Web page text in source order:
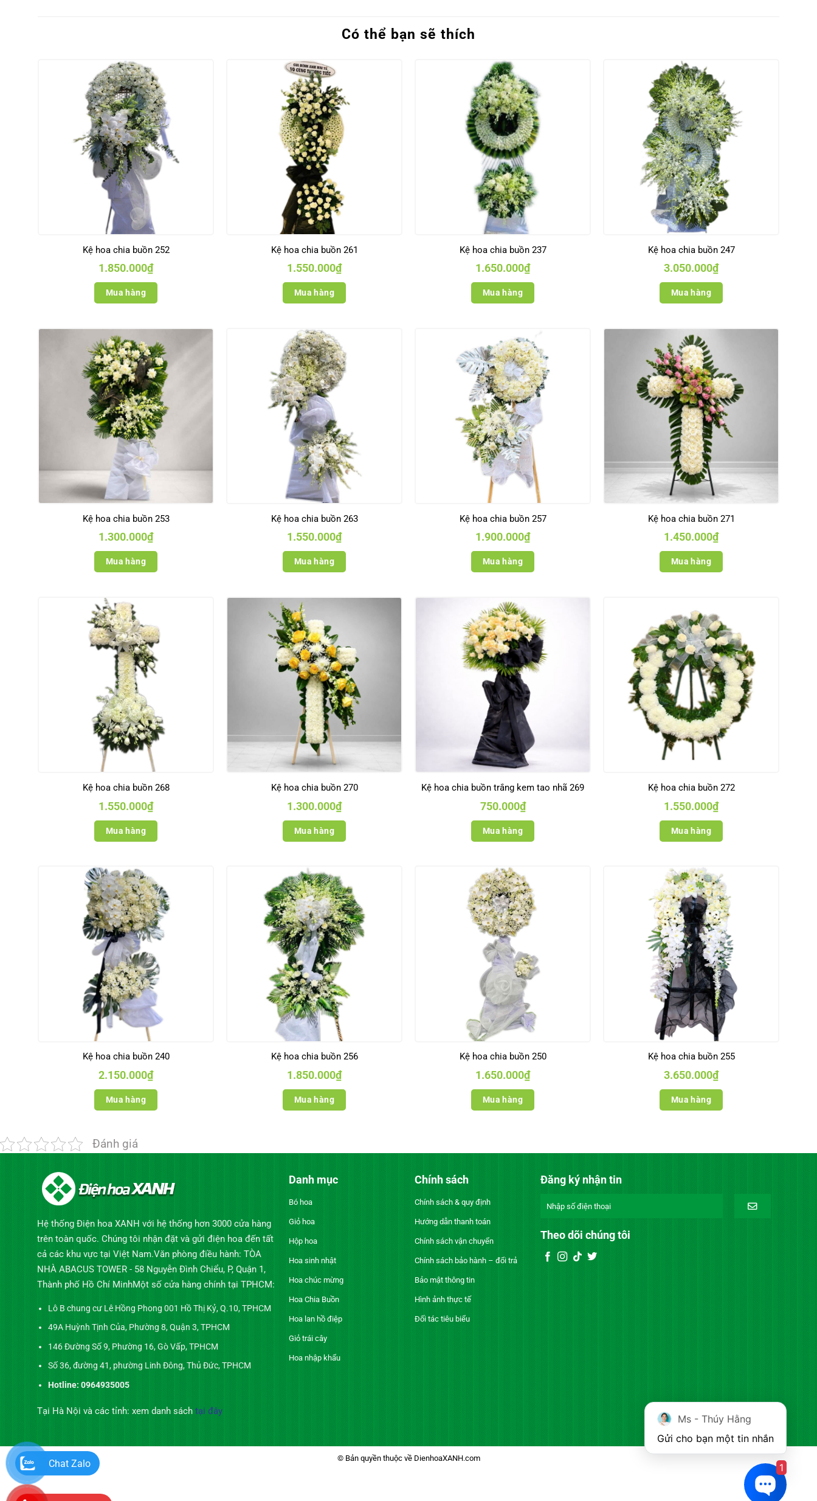
Có thể bạn sẽ thích
Kệ hoa chia buồn 252
1.850.000₫
Mua hàng
Kệ hoa chia buồn 261
1.550.000₫
Mua hàng
Kệ hoa chia buồn 237
1.650.000₫
Mua hàng
Kệ hoa chia buồn 247
3.050.000₫
Mua hàng
Kệ hoa chia buồn 253
1.300.000₫
Mua hàng
Kệ hoa chia buồn 263
1.550.000₫
Mua hàng
Kệ hoa chia buồn 257
1.900.000₫
Mua hàng
Kệ hoa chia buồn 271
1.450.000₫
Mua hàng
Kệ hoa chia buồn 268
1.550.000₫
Mua hàng
Kệ hoa chia buồn 270
1.300.000₫
Mua hàng
Kệ hoa chia buồn trắng kem tao nhã 269
750.000₫
Mua hàng
Kệ hoa chia buồn 272
1.550.000₫
Mua hàng
Kệ hoa chia buồn 240
2.150.000₫
Mua hàng
Kệ hoa chia buồn 256
1.850.000₫
Mua hàng
Kệ hoa chia buồn 250
1.650.000₫
Mua hàng
Kệ hoa chia buồn 255
3.650.000₫
Mua hàng
Đánh giá
Hệ thống Điện hoa XANH với hệ thống hơn 3000 cửa hàng
trên toàn quốc. Chúng tôi nhận đặt và gửi điện hoa đến tất
cả các khu vực tại Việt Nam.Văn phòng điều hành: TÒA
NHÀ ABACUS TOWER - 58 Nguyễn Đình Chiểu, P, Quận 1,
Thành phố Hồ Chí MinhMột số cửa hàng chính tại TPHCM:
Lô B chung cư Lê Hồng Phong 001 Hồ Thị Kỷ, Q.10, TPHCM
49A Huỳnh Tịnh Của, Phường 8, Quận 3, TPHCM
146 Đường Số 9, Phường 16, Gò Vấp, TPHCM
Số 36, đường 41, phường Linh Đông, Thủ Đức, TPHCM
Hotline: 0964935005
Tại Hà Nội và các tỉnh: xem danh sách tại đây
Danh mục
Bó hoa
Giỏ hoa
Hộp hoa
Hoa sinh nhật
Hoa chúc mừng
Hoa Chia Buồn
Hoa lan hồ điệp
Giỏ trái cây
Hoa nhập khẩu
Chính sách
Chính sách & quy định
Hướng dẫn thanh toán
Chính sách vận chuyển
Chính sách bảo hành – đổi trả
Bảo mật thông tin
Hình ảnh thực tế
Đối tác tiêu biểu
Đăng ký nhận tin
Theo dõi chúng tôi
© Bản quyền thuộc về DienhoaXANH.com
Chat Zalo
Ms - Thúy Hằng
Gửi cho bạn một tin nhắn
1